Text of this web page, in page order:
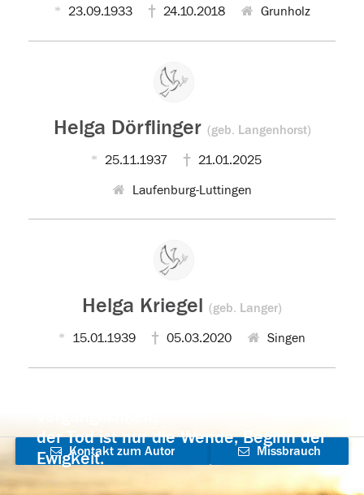
23.09.1933 24.10.2018 Grunholz
Helga Dörflinger (geb. Langenhorst)
25.11.1937 21.01.2025
Laufenburg-Luttingen
Helga Kriegel (geb. Langer)
15.01.1939 05.03.2020 Singen
der Tod ist nur die Wende, Beginn der
Ewigkeit.
Kontakt zum Autor
aufnehmen
Missbrauch